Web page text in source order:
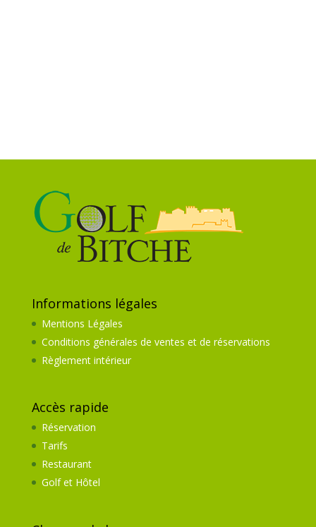
Informations légales
Mentions Légales
Conditions générales de ventes et de réservations
Règlement intérieur
Accès rapide
Réservation
Tarifs
Restaurant
Golf et Hôtel